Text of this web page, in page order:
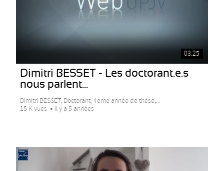
03:25
Dimitri BESSET - Les doctorant.e.s
nous parlent...
Dimitri BESSET, Doctorant, 4eme année de thèse,...
15 K vues
Il y a 5 années